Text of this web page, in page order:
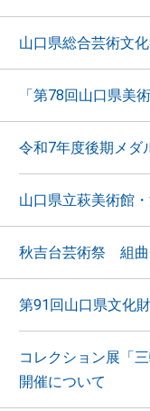
山口県総合芸術文
「第78回山口県美
令和7年度後期メダ
山口県立萩美術館
秋吉台芸術祭 組曲
第91回山口県文化
コレクション展「
開催について